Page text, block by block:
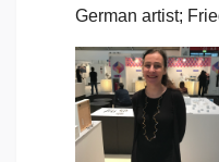
German artist;